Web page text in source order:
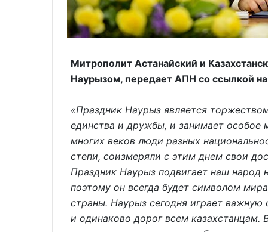
Митрополит Астанайский и
Наурызом, передает АПН со ссылкой
«Праздник Наурыз является
единства и дружбы, и занимает особое
многих веков люди разных
степи, соизмеряли с этим днем свои
Праздник Наурыз подвигает наш народ
поэтому он всегда будет символом
страны. Наурыз сегодня играет
и одинаково дорог всем казахстанцам.